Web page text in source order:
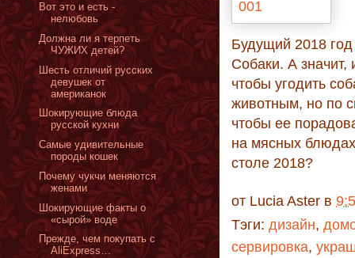
Будущий 2018
Собаки. А значит,
чтобы угодить
животным, но по
чтобы ее
на мясных
столе 2018?
от Lucia Aster в
Тэги: дизайн,
сервировка,
Вот это и есть -
нелюбовь
Должна ли я терпеть
ЧУЖИХ детей?
Шесть отличий русских
девушек от
американок
Шокирующие блюда
русской кухни
Самые удивительные
породы кошек
Почему чукчи меняются
женами
Шокирующие факты о
«сырой» воде
Прежде, чем покупать с
AliExpress…